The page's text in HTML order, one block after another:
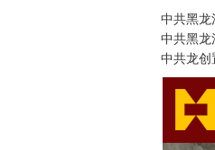
中共黑龙江省
中共黑龙江省国
中共龙创置业